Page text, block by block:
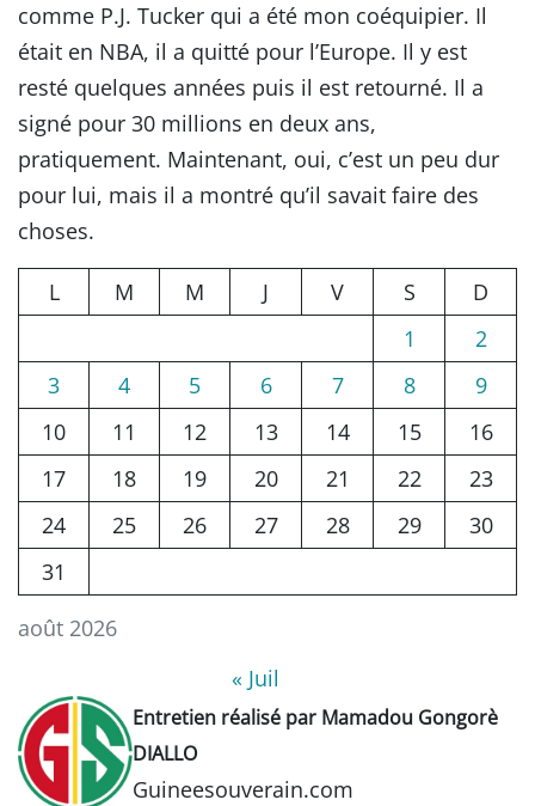
comme P.J. Tucker qui a été mon coéquipier. Il
était en NBA, il a quitté pour l’Europe. Il y est
resté quelques années puis il est retourné. Il a
signé pour 30 millions en deux ans,
pratiquement. Maintenant, oui, c’est un peu dur
pour lui, mais il a montré qu’il savait faire des
choses.
août 2026
L M M J V S
D
1
2
3
4 5 6 7 8
9
10
11 12 13 14 15
16
17
18 19 20 21 22
23
24
25 26 27 28 29
30
31
« Juil
Entretien réalisé par Mamadou Gongorè
DIALLO
Guineesouverain.com